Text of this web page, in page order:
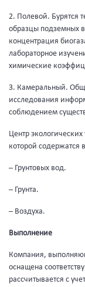
2. Полевой. Бурятся
образцы подземных
концентрация
лабораторное
химические
3. Камеральный.
исследования
соблюдением
Центр
которой содержатся
– Грунтовых вод.
– Грунта.
– Воздуха.
Выполнение
Компания,
оснащена
рассчитывается с